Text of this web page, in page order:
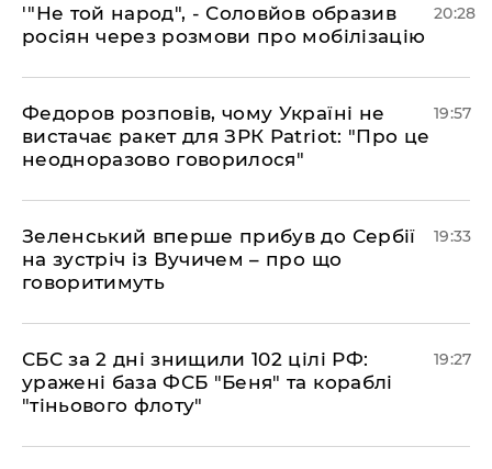
​'"Не той народ", - Соловйов образив
росіян через розмови про мобілізацію
20:28
​Федоров розповів, чому Україні не
вистачає ракет для ЗРК Patriot: "Про це
неодноразово говорилося"
19:57
​Зеленський вперше прибув до Сербії
на зустріч із Вучичем – про що
говоритимуть
19:33
​СБС за 2 дні знищили 102 цілі РФ:
уражені база ФСБ "Беня" та кораблі
"тіньового флоту"
19:27